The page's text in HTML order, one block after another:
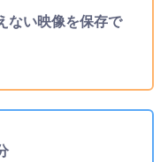
ない映像を保存で